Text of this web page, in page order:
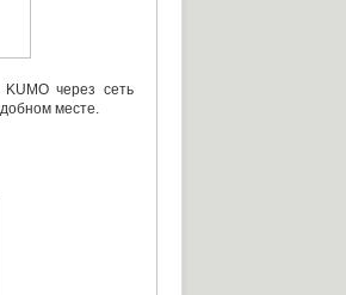
через сеть
месте.